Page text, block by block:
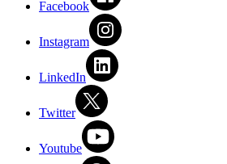
Facebook
Instagram
LinkedIn
Twitter
Youtube